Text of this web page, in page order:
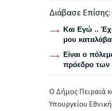
Διάβασε Επίσης:
Και Εγώ ..
μου
Είναι ο
πρόεδρο
Ο Δήμος Πειραιά
Υπουργείου